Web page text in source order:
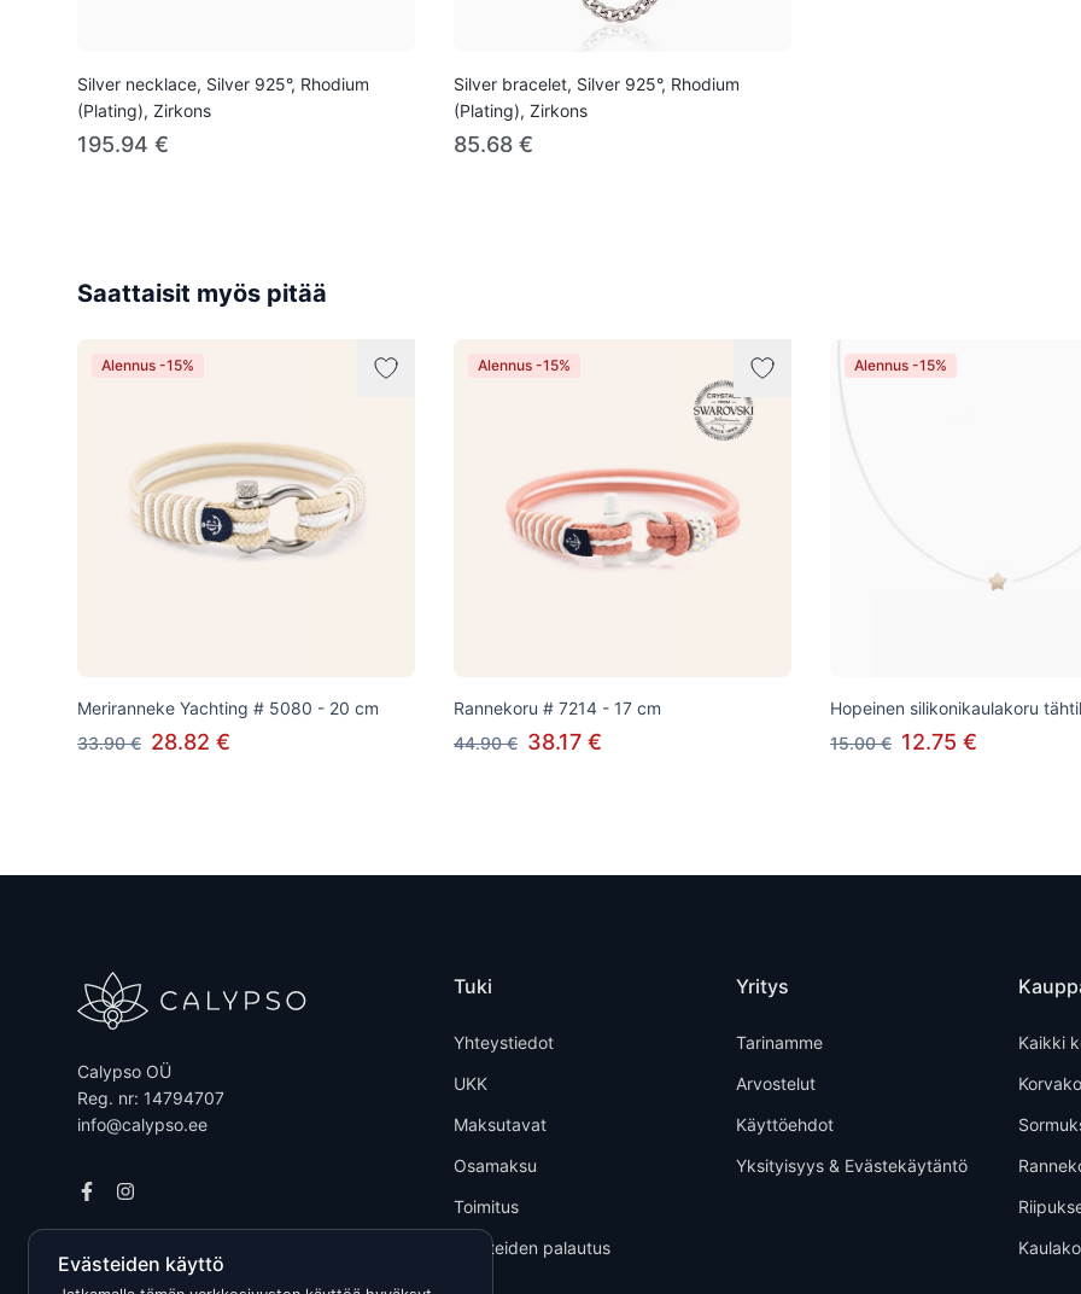
Silver necklace, Silver 925°, Rhodium
(Plating), Zirkons
195.94 €
Silver bracelet, Silver 925°, Rhodium
(Plating), Zirkons
85.68 €
Saattaisit myös pitää
Alennus -15%
Meriranneke Yachting # 5080 - 20 cm
33.90 € 28.82 €
Alennus -15%
Rannekoru # 7214 - 17 cm
44.90 € 38.17 €
Alennus -15%
Hopeinen silikonikaulakoru
15.00 € 12.75 €
Calypso OÜ
Reg. nr: 14794707
info@calypso.ee
Tuki
Yhteystiedot
UKK
Maksutavat
Osamaksu
Toimitus
Tuotteiden palautus
Yritys
Tarinamme
Arvostelut
Käyttöehdot
Yksityisyys & Evästekäytäntö
Kaikki
Evästeiden käyttö